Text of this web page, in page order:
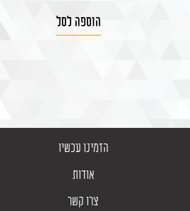
הוספה לסל
הזמינו עכשיו
אודות
צרו קשר